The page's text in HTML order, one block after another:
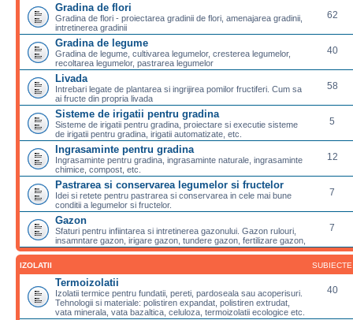
Gradina de flori
Gradina de flori - proiectarea gradinii de flori, amenajarea gradinii,
intretinerea gradinii
62
Gradina de legume
Gradina de legume, cultivarea legumelor, cresterea legumelor,
recoltarea legumelor, pastrarea legumelor
40
Livada
Intrebari legate de plantarea si ingrijirea pomilor fructiferi. Cum sa
ai fructe din propria livada
58
Sisteme de irigatii pentru gradina
Sisteme de irigatii pentru gradina, proiectare si executie sisteme
de irigatii pentru gradina, irigatii automatizate, etc.
5
Ingrasaminte pentru gradina
Ingrasaminte pentru gradina, ingrasaminte naturale, ingrasaminte
chimice, compost, etc.
12
Pastrarea si conservarea legumelor si fructelor
Idei si retete pentru pastrarea si conservarea in cele mai bune
conditii a legumelor si fructelor.
7
Gazon
Sfaturi pentru infiintarea si intretinerea gazonului. Gazon rulouri,
insamntare gazon, irigare gazon, tundere gazon, fertilizare gazon,
7
IZOLATII SUBIECTE
Termoizolatii
Izolatii termice pentru fundatii, pereti, pardoseala sau acoperisuri.
Tehnologii si materiale: polistiren expandat, polistiren extrudat,
vata minerala, vata bazaltica, celuloza, termoizolatii ecologice etc.
40